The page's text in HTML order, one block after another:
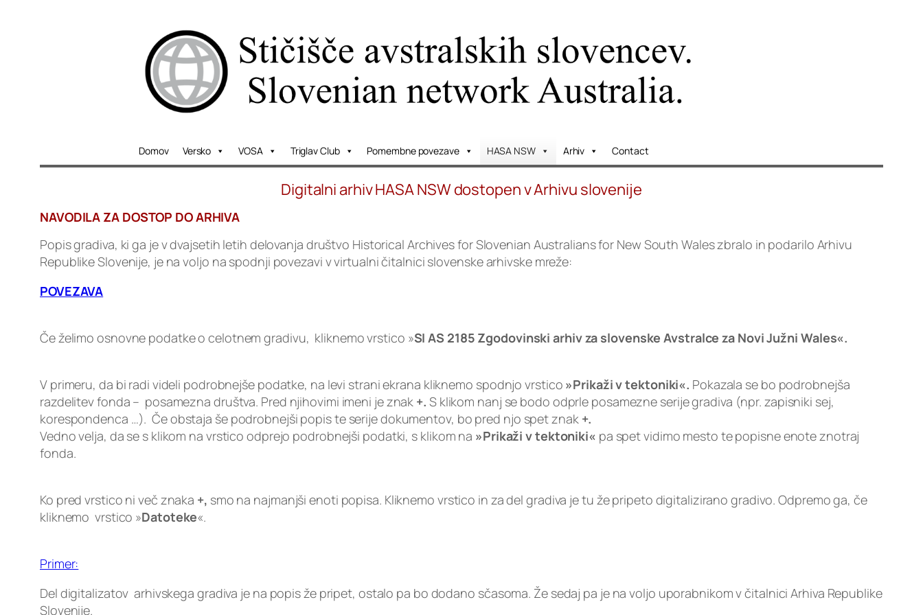
Domov Versko VOSA Triglav Club Pomembne povezave HASA NSW Arhiv Contact
Digitalni arhiv HASA NSW dostopen v Arhivu slovenije
NAVODILA ZA DOSTOP DO ARHIVA
Popis gradiva, ki ga je v dvajsetih letih delovanja društvo Historical Archives for Slovenian Australians for New South Wales zbralo in podarilo Arhivu
Republike Slovenije, je na voljo na spodnji povezavi v virtualni čitalnici slovenske arhivske mreže:
POVEZAVA
Če želimo osnovne podatke o celotnem gradivu, kliknemo vrstico »SI AS 2185 Zgodovinski arhiv za slovenske Avstralce za Novi Južni Wales«.
V primeru, da bi radi videli podrobnejše podatke, na levi strani ekrana kliknemo spodnjo vrstico »Prikaži v tektoniki«. Pokazala se bo podrobnejša
razdelitev fonda – posamezna društva. Pred njihovimi imeni je znak +. S klikom nanj se bodo odprle posamezne serije gradiva (npr. zapisniki sej,
korespondenca …). Če obstaja še podrobnejši popis te serije dokumentov, bo pred njo spet znak +.
Vedno velja, da se s klikom na vrstico odprejo podrobnejši podatki, s klikom na »Prikaži v tektoniki« pa spet vidimo mesto te popisne enote znotraj
fonda.
Ko pred vrstico ni več znaka +, smo na najmanjši enoti popisa. Kliknemo vrstico in za del gradiva je tu že pripeto digitalizirano gradivo. Odpremo ga, če
kliknemo vrstico »Datoteke«.
Primer:
Del digitalizatov arhivskega gradiva je na popis že pripet, ostalo pa bo dodano sčasoma. Že sedaj pa je na voljo uporabnikom v čitalnici Arhiva Republike
Slovenije.